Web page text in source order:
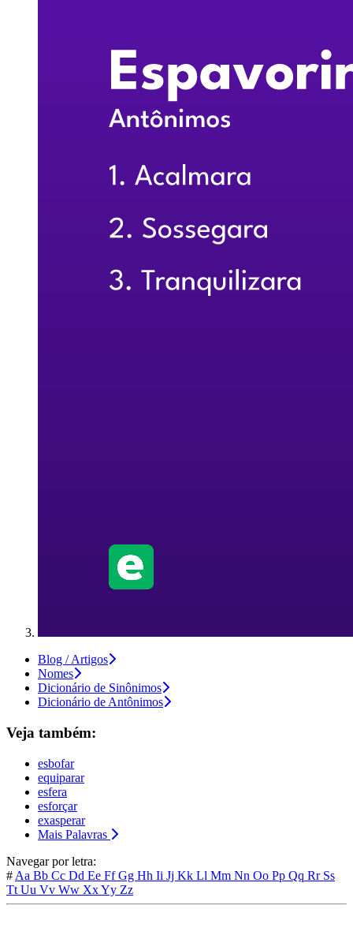
Blog / Artigos
Nomes
Dicionário de Sinônimos
Dicionário de Antônimos
Veja também:
esbofar
equiparar
esfera
esforçar
exasperar
Mais Palavras
Navegar por letra:
# Aa Bb Cc Dd Ee FfGg Hh Ii Jj Kk Ll Mm Nn Oo Pp Qq Rr Ss
Tt Uu Vv Ww XxYy Zz